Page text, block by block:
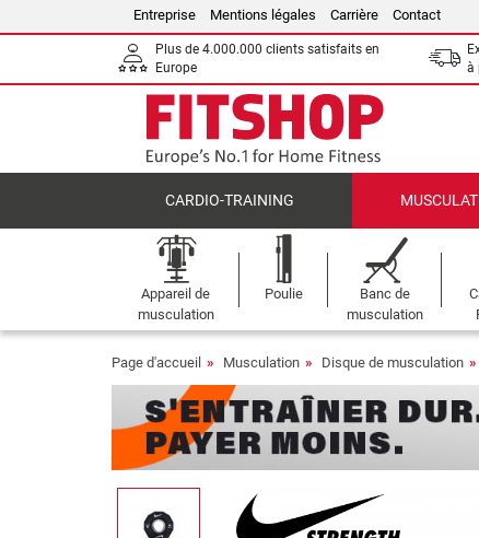
Entreprise Mentions légales Carrière Contact
Plus de 4.000.000 clients satisfaits en
Europe
à
CARDIO-TRAINING
Appareil de
musculation
Poulie
Banc de
musculation
Page d'accueil Musculation Disque de musculation